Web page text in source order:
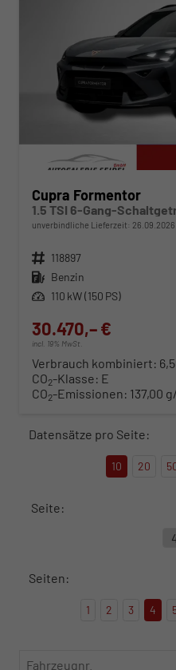
Cupra Formentor
1.5 TSI 6-Gang-
unverbindliche Lieferzeit: 26.09.2026
Fahrzeugnr. 118897
Kraftstoff Benzin
Leistung 110 kW (150 PS)
30.470,– €
incl. 19% MwSt.
Verbrauch kombiniert:
CO2-Klasse: E
CO2-Emissionen: 137,00
Datensätze pro Seite:
10 20
Seite:
Seiten:
1 2 3 4
Fahrzeugnr.